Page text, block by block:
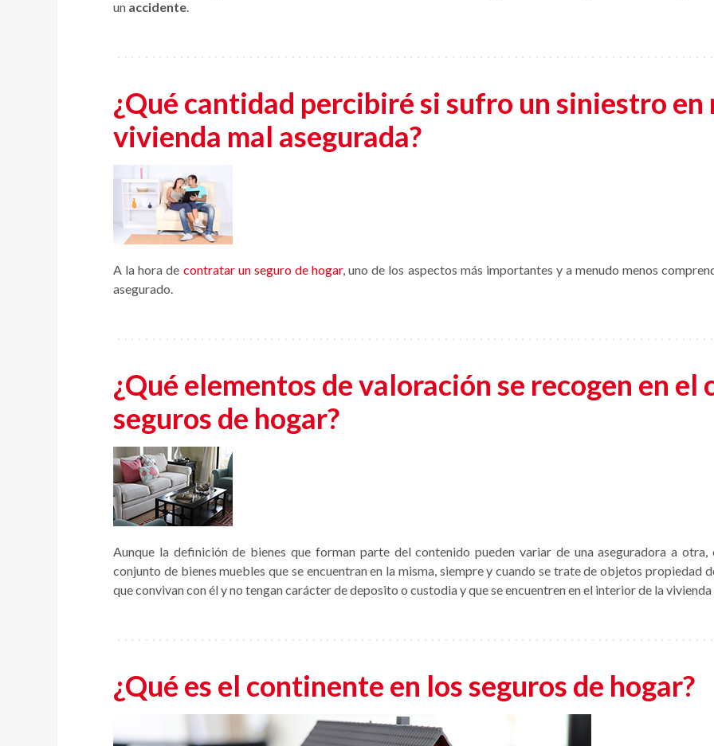
un accidente.
¿Qué cantidad percibiré si sufro un siniestro en
vivienda mal asegurada?
A la hora de contratar un seguro de hogar, uno de los aspectos más importantes y a menudo menos
asegurado.
¿Qué elementos de valoración se recogen en el
seguros de hogar?
Aunque la definición de bienes que forman parte del contenido pueden variar de una aseguradora a
conjunto de bienes muebles que se encuentran en la misma, siempre y cuando se trate de objetos propiedad
que convivan con él y no tengan carácter de deposito o custodia y que se encuentren en el interior de la
¿Qué es el continente en los seguros de hogar?